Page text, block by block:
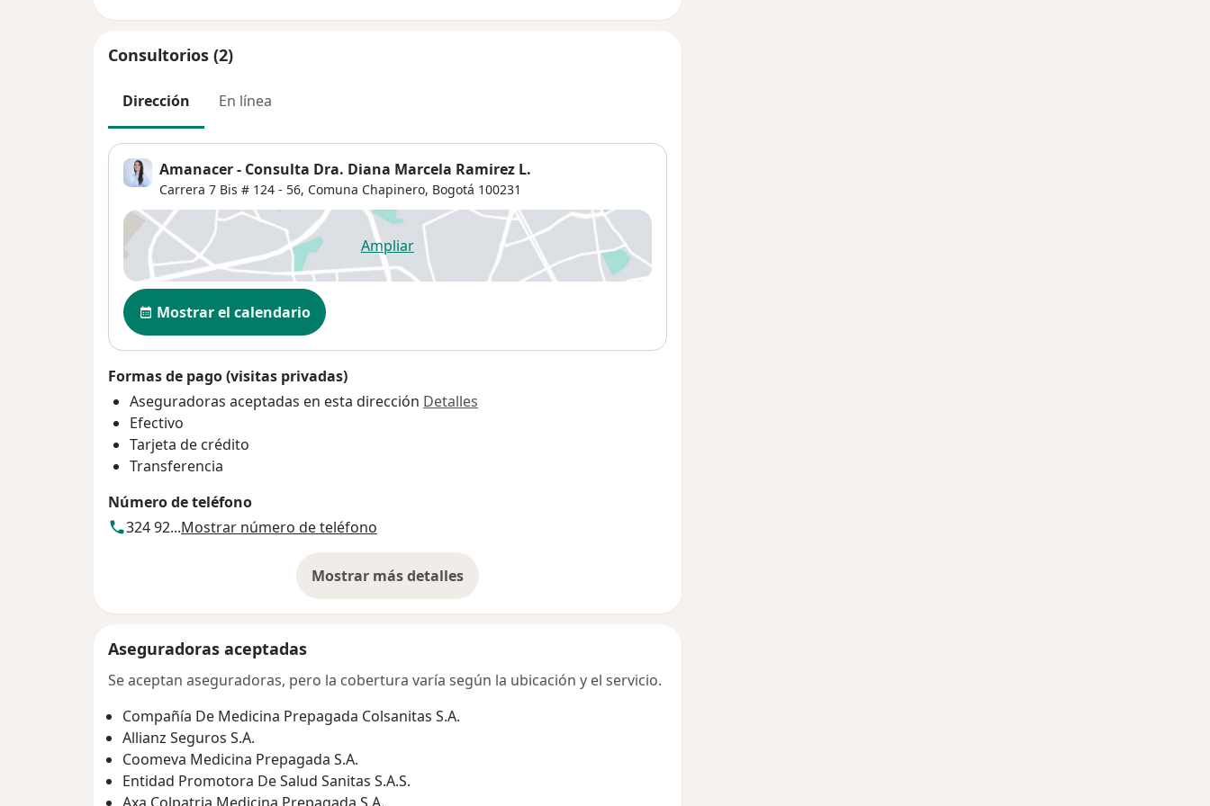
Consultorios (2)
Dirección En línea
Amanacer - Consulta Dra. Diana Marcela Ramirez L.
Carrera 7 Bis # 124 - 56, Comuna Chapinero, Bogotá 100231
Ampliarse abre en una nueva pestaña
Disponibilidad
Mostrar el calendario
Formas de pago (visitas privadas)
Aseguradoras aceptadas en esta dirección Detalles
Efectivo
Tarjeta de crédito
Transferencia
Número de teléfono
324 92...Mostrar número de teléfono
Mostrar más detalles
sobre la dirección
Aseguradoras aceptadas
Se aceptan aseguradoras, pero la cobertura varía según la ubicación y el servicio.
Compañía De Medicina Prepagada Colsanitas S.A.
Allianz Seguros S.A.
Coomeva Medicina Prepagada S.A.
Entidad Promotora De Salud Sanitas S.A.S.